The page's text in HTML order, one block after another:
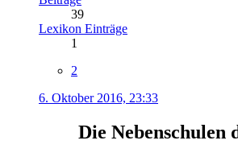
39
Lexikon Einträge
1
2
6. Oktober 2016, 23:33
Die Nebenschulen